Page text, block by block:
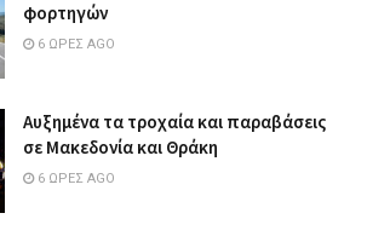
φορτηγών
6 ΏΡΕΣ AGO
Αυξημένα τα τροχαία και παραβάσεις
σε Μακεδονία και Θράκη
6 ΏΡΕΣ AGO